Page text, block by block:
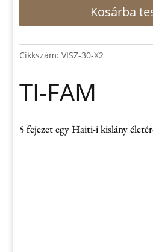
mennyiség
Kosárba
Cikkszám:VISZ-30-X2
TI-FAM
5 fejezet egy Haiti-i kislány